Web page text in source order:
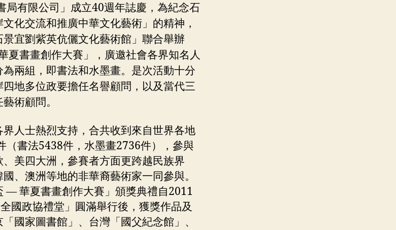
局有限公司」成立40週年誌慶，為紀念石
化交流和推廣中華文化藝術」的精神，
宜劉紫英伉儷文化藝術館」聯合舉辦
夏書畫創作大賽」，廣邀社會各界知名人
兩組，即書法和水墨畫。是次活動十分
地多位政要擔任名譽顧問，以及當代三
術顧問。
人士熱烈支持，合共收到來自世界各地
（書法5438件，水墨畫2736件），參與
美四大洲，參賽者方面更跨越民族界
、澳洲等地的非華裔藝術家一同參與。
— 華夏書畫創作大賽」頒獎典禮自2011
國政協禮堂」圓滿舉行後，獲獎作品及
國家圖書館」、台灣「國父紀念館」、